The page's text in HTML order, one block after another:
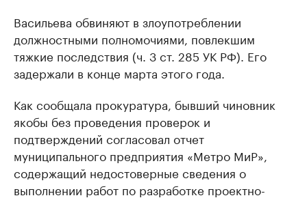
Васильева обвиняют в злоупотреблении
должностными полномочиями, повлекшим
тяжкие последствия (ч. 3 ст. 285 УК РФ). Его
задержали в конце марта этого года.
Как сообщала прокуратура, бывший чиновник
якобы без проведения проверок и
подтверждений согласовал отчет
муниципального предприятия «Метро МиР»,
содержащий недостоверные сведения о
выполнении работ по разработке проектно-